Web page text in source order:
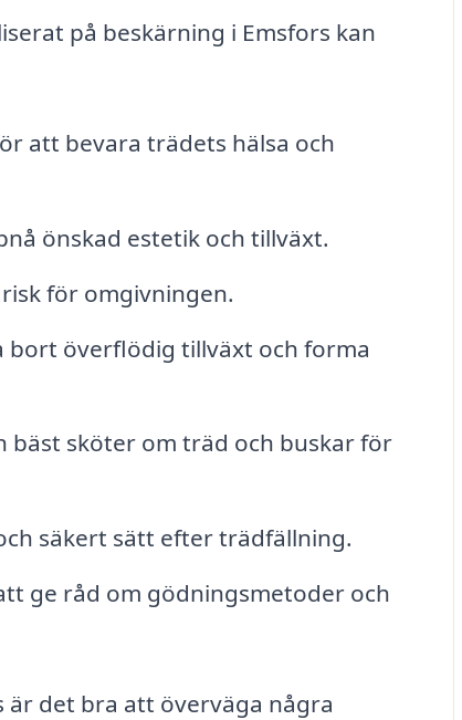
på beskärning i Emsfors kan
att bevara trädets hälsa och
önskad estetik och tillväxt.
för omgivningen.
bort överflödig tillväxt och forma
bäst sköter om träd och buskar för
säkert sätt efter trädfällning.
ge råd om gödningsmetoder och
det bra att överväga några